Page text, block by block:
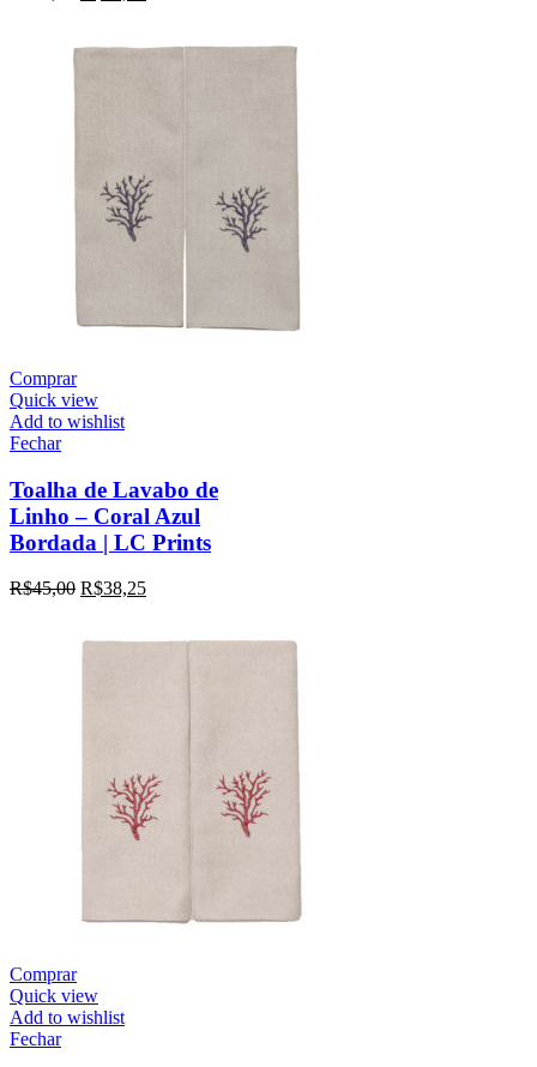
Comprar
Quick view
Add to wishlist
Fechar
Toalha de Lavabo de
Linho – Coral Azul
Bordada | LC Prints
R$45,00 R$38,25
Comprar
Quick view
Add to wishlist
Fechar